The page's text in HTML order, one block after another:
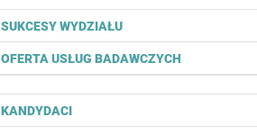
SUKCESY WYDZIAŁU
OFERTA USŁUG BADAWCZYCH
KANDYDACI